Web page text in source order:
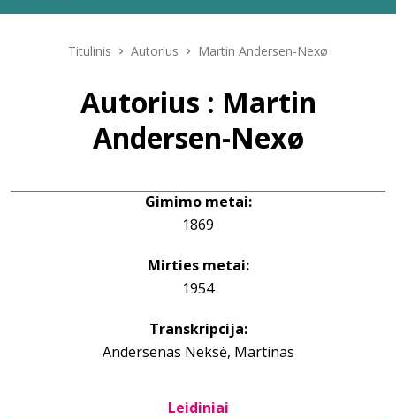
ELVIS atvyksta
Naujienos
+370 667 80 541
Titulinis Autorius Martin Andersen-Nexø
Autorius : Martin
Andersen-Nexø
Gimimo metai:
1869
Mirties metai:
1954
Transkripcija:
Andersenas Neksė, Martinas
Leidiniai